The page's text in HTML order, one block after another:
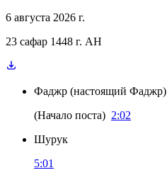
6 августа 2026 г.
23 сафар 1448 г. AH
Фаджр (настоящий Фаджр)
(Начало поста) 2:02
Шурук
5:01